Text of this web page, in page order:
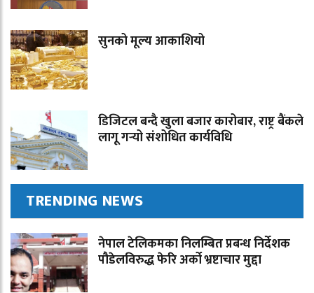
सुनको मूल्य आकाशियो
डिजिटल बन्दै खुला बजार कारोबार, राष्ट्र बैंकले
लागू गर्‍यो संशोधित कार्यविधि
TRENDING NEWS
नेपाल टेलिकमका निलम्बित प्रबन्ध निर्देशक
पौडेलविरुद्ध फेरि अर्को भ्रष्टाचार मुद्दा